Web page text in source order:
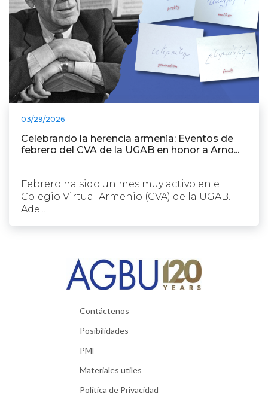
03/29/2026
Celebrando la herencia armenia: Eventos de
febrero del CVA de la UGAB en honor a Arno...
Febrero ha sido un mes muy activo en el
Colegio Virtual Armenio (CVA) de la UGAB.
Ade...
Contáctenos
Posibilidades
PMF
Materiales utiles
Política de Privacidad